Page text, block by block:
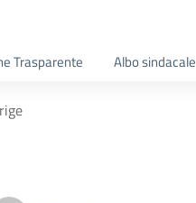
Trasparente Albo sindacale